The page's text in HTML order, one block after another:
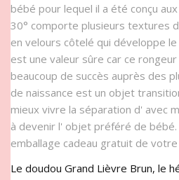
bébé pour lequel il a été conçu
30° comporte plusieurs textures
en velours côtelé qui développe
est une valeur sûre car ce
beaucoup de succès auprès des
de naissance est un objet
mieux vivre la séparation d' avec
à devenir l' objet préféré de
emballage cadeau gratuit de votre
Le doudou Grand Lièvre Brun, le